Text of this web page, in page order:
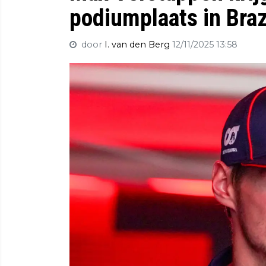
podiumplaats in
door I. van den Berg 12/11/2025 13:58